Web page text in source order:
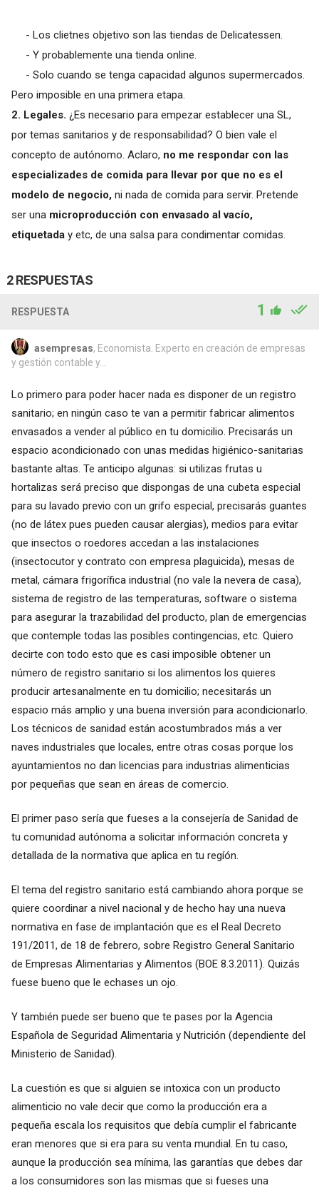
- Los clietnes objetivo son las tiendas de Delicatessen.
- Y probablemente una tienda online.
- Solo cuando se tenga capacidad algunos supermercados.
Pero imposible en una primera etapa.
2. Legales. ¿Es necesario para empezar establecer una SL,
por temas sanitarios y de responsabilidad? O bien vale el
concepto de autónomo. Aclaro, no me respondar con las
especializades de comida para llevar por que no es el
modelo de negocio,ni nada de comida para servir. Pretende
ser una microproducción con envasado al vacío,
etiquetada y etc, de una salsa para condimentar comidas.
2 RESPUESTAS
RESPUESTA 1
asempresas, Economista. Experto en creación de empresas
y gestión contable y...
Lo primero para poder hacer nada es disponer de un registro
sanitario; en ningún caso te van a permitir fabricar alimentos
envasados a vender al público en tu domicilio. Precisarás un
espacio acondicionado con unas medidas higiénico-sanitarias
bastante altas. Te anticipo algunas: si utilizas frutas u
hortalizas será preciso que dispongas de una cubeta especial
para su lavado previo con un grifo especial, precisarás guantes
(no de látex pues pueden causar alergias), medios para evitar
que insectos o roedores accedan a las instalaciones
(insectocutor y contrato con empresa plaguicida), mesas de
metal, cámara frigorífica industrial (no vale la nevera de casa),
sistema de registro de las temperaturas, software o sistema
para asegurar la trazabilidad del producto, plan de emergencias
que contemple todas las posibles contingencias, etc. Quiero
decirte con todo esto que es casi imposible obtener un
número de registro sanitario si los alimentos los quieres
producir artesanalmente en tu domicilio; necesitarás un
espacio más amplio y una buena inversión para acondicionarlo.
Los técnicos de sanidad están acostumbrados más a ver
naves industriales que locales, entre otras cosas porque los
ayuntamientos no dan licencias para industrias alimenticias
por pequeñas que sean en áreas de comercio.
El primer paso sería que fueses a la consejería de Sanidad de
tu comunidad autónoma a solicitar información concreta y
detallada de la normativa que aplica en tu regíón.
El tema del registro sanitario está cambiando ahora porque se
quiere coordinar a nivel nacional y de hecho hay una nueva
normativa en fase de implantación que es el Real Decreto
191/2011, de 18 de febrero, sobre Registro General Sanitario
de Empresas Alimentarias y Alimentos (BOE 8.3.2011). Quizás
fuese bueno que le echases un ojo.
Y también puede ser bueno que te pases por la Agencia
Española de Seguridad Alimentaria y Nutrición (dependiente del
Ministerio de Sanidad).
La cuestión es que si alguien se intoxica con un producto
alimenticio no vale decir que como la producción era a
pequeña escala los requisitos que debía cumplir el fabricante
eran menores que si era para su venta mundial. En tu caso,
aunque la producción sea mínima, las garantías que debes dar
a los consumidores son las mismas que si fueses una